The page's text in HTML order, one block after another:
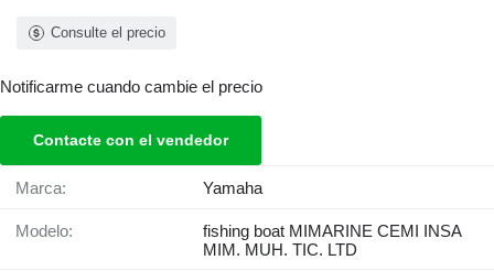
Consulte el precio
Notificarme cuando cambie el precio
Contacte con el vendedor
Marca: Yamaha
Modelo:
fishing boat MIMARINE CEMI INSA
MIM. MUH. TIC. LTD